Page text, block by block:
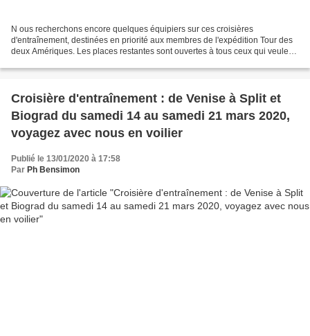
N ous recherchons encore quelques équipiers sur ces croisières
d'entraînement, destinées en priorité aux membres de l'expédition Tour des
deux Amériques. Les places restantes sont ouvertes à tous ceux qui veulent
Croisière d'entraînement : de Venise à Split et
Biograd du samedi 14 au samedi 21 mars 2020,
voyagez avec nous en voilier
Publié le 13/01/2020 à 17:58
Par Ph Bensimon